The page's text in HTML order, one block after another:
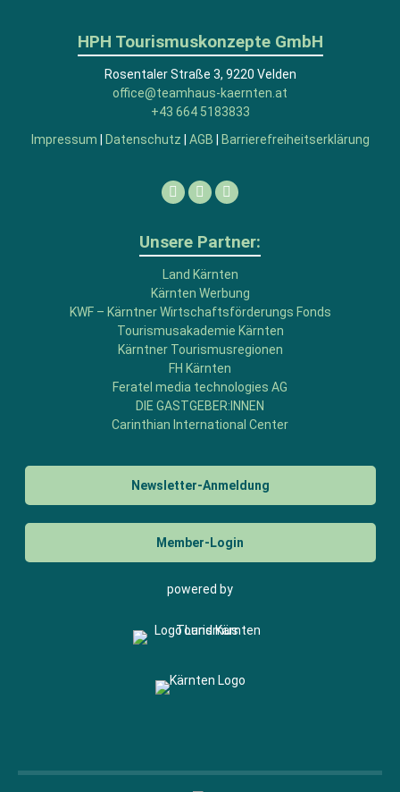
HPH Tourismuskonzepte GmbH
Rosentaler Straße 3, 9220 Velden
office@teamhaus-kaernten.at
+43 664 5183833
Impressum
Datenschutz AGB Barrierefreiheitserklärung
Facebook
LinkedinInstagram
Unsere Partner:
Land Kärnten
Kärnten Werbung
KWF – Kärntner Wirtschaftsförderungs Fonds
Tourismusakademie Kärnten
Kärntner Tourismusregionen
FH Kärnten
Feratel media technologies AG
DIE GASTGEBER:INNEN
Carinthian International Center
Newsletter-Anmeldung
Member-Login
powered by